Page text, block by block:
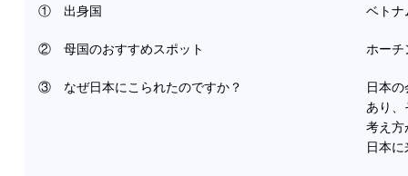
① 出身国 ベトナ
② 母国のおすすめスポット ホーチ
③ なぜ日本にこられたのですか？
日本
あり
考え方
日本